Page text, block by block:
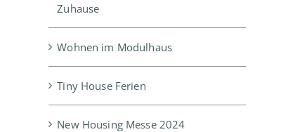
Zuhause
Wohnen im Modulhaus
Tiny House Ferien
New Housing Messe 2024